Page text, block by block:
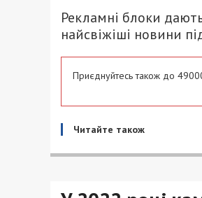
Рекламні блоки
найсвіжіші новини
Приєднуйтесь також до
Читайте також